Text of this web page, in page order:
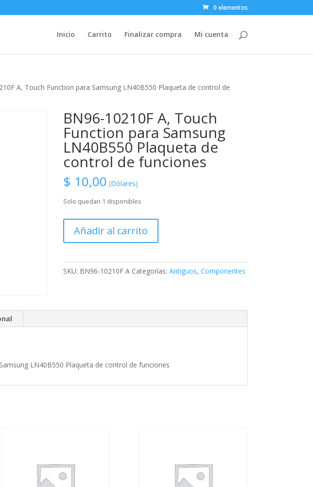
0 elementos
Inicio Carrito Finalizar compra Mi cuenta
A, Touch Function para Samsung LN40B550 Plaqueta de control de
BN96-10210F A, Touch
Function para Samsung
LN40B550 Plaqueta de
control de funciones
$ 10,00 (Dólares)
Solo quedan 1 disponibles
10210F
A,
Function
Plaqueta
de
cantidad
Añadir al carrito
SKU: BN96-10210F A Categorías: Antiguos, Componentes
LN40B550 Plaqueta de control de funciones